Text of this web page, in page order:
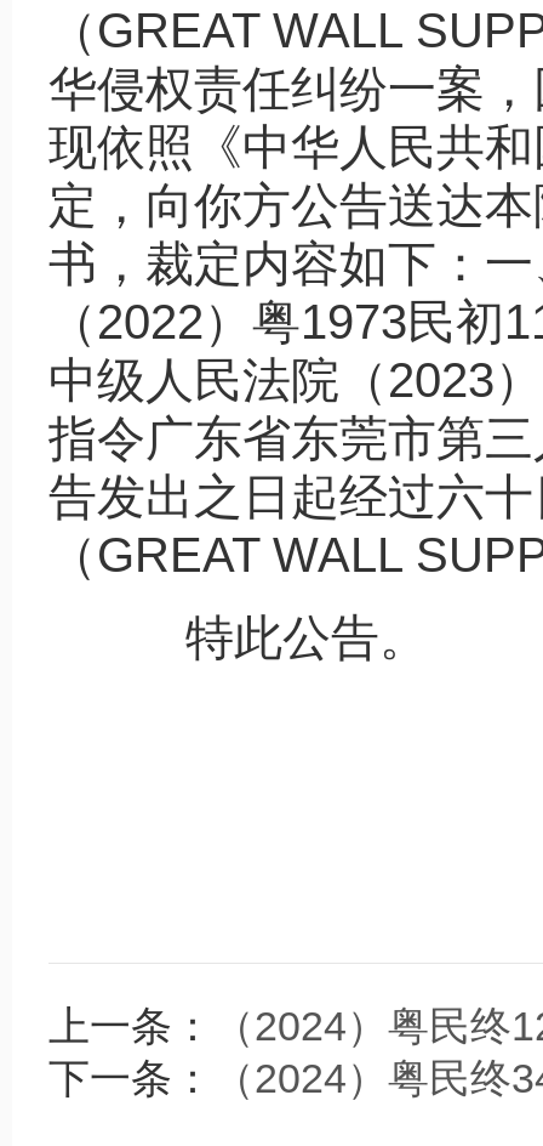
（GREAT WALL
华侵权责任纠纷一案
现依照《中华人民共
定，向你方公告送达
书，裁定内容如下：
（2022）粤1973民初
中级人民法院（2023
指令广东省东莞市第
告发出之日起经过六
（GREAT WALL
特此公告。
上一条：
（2024）粤民终
下一条：
（2024）粤民终